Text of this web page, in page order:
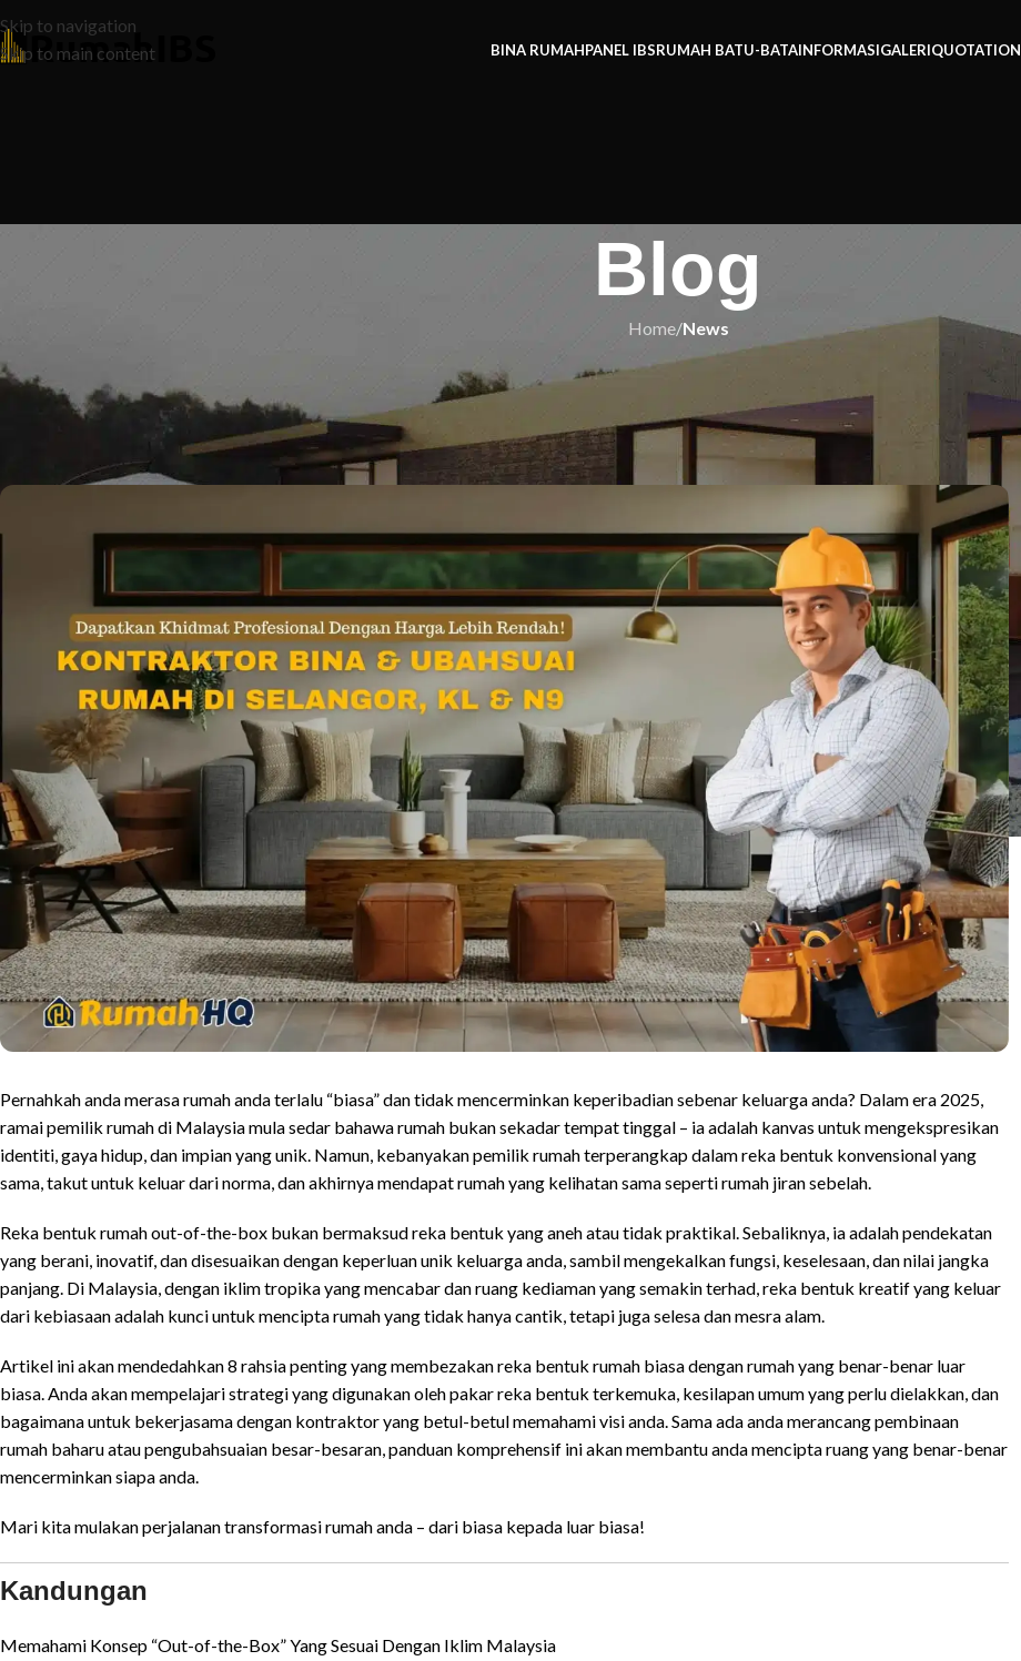
Skip to navigation
Skip to main content
BINA RUMAHPANEL IBSRUMAH BATU-BATAINFORMASIGALERIQUOTATION
Blog
Home/News
Bebas Dari Rutin: 8 Rahsia Reka Bentuk Rumah Out-of-the-Box Yang
Bikin Jiran Terpegun – Panduan Pakar 2025!
Posted by Rumah IBS On 20/11/2025
Pernahkah anda merasa rumah anda terlalu “biasa” dan tidak mencerminkan keperibadian sebenar keluarga anda? Dalam era 2025,
ramai pemilik rumah di Malaysia mula sedar bahawa rumah bukan sekadar tempat tinggal – ia adalah kanvas untuk mengekspresikan
identiti, gaya hidup, dan impian yang unik. Namun, kebanyakan pemilik rumah terperangkap dalam reka bentuk konvensional yang
sama, takut untuk keluar dari norma, dan akhirnya mendapat rumah yang kelihatan sama seperti rumah jiran sebelah.
Reka bentuk rumah out-of-the-box bukan bermaksud reka bentuk yang aneh atau tidak praktikal. Sebaliknya, ia adalah pendekatan
yang berani, inovatif, dan disesuaikan dengan keperluan unik keluarga anda, sambil mengekalkan fungsi, keselesaan, dan nilai jangka
panjang. Di Malaysia, dengan iklim tropika yang mencabar dan ruang kediaman yang semakin terhad, reka bentuk kreatif yang keluar
dari kebiasaan adalah kunci untuk mencipta rumah yang tidak hanya cantik, tetapi juga selesa dan mesra alam.
Artikel ini akan mendedahkan 8 rahsia penting yang membezakan reka bentuk rumah biasa dengan rumah yang benar-benar luar
biasa. Anda akan mempelajari strategi yang digunakan oleh pakar reka bentuk terkemuka, kesilapan umum yang perlu dielakkan, dan
bagaimana untuk bekerjasama dengan kontraktor yang betul-betul memahami visi anda. Sama ada anda merancang pembinaan
rumah baharu atau pengubahsuaian besar-besaran, panduan komprehensif ini akan membantu anda mencipta ruang yang benar-benar
mencerminkan siapa anda.
Mari kita mulakan perjalanan transformasi rumah anda – dari biasa kepada luar biasa!
Kandungan
Memahami Konsep “Out-of-the-Box” Yang Sesuai Dengan Iklim Malaysia